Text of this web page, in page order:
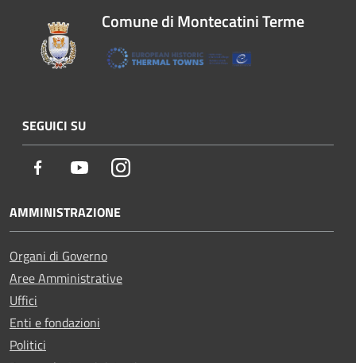
Comune di Montecatini Terme
SEGUICI SU
Facebook YoutubeInstagram
AMMINISTRAZIONE
Organi di Governo
Aree Amministrative
Uffici
Enti e fondazioni
Politici